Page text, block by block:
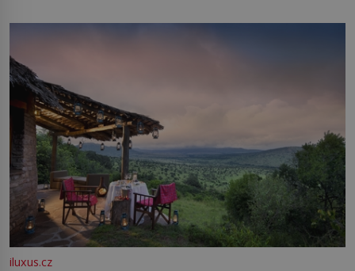
iluxus.cz